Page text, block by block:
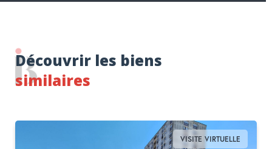
Découvrir les biens
similaires
VISITE VIRTUELLE